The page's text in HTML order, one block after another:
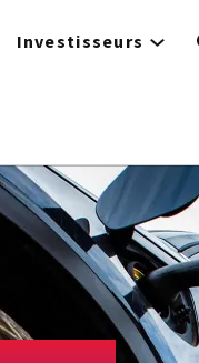
Investisseurs